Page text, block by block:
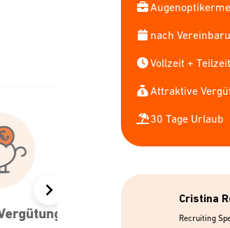
nach
Vollzeit +
Attraktive
30 Tage Urlaub
Cristina
Recruiting